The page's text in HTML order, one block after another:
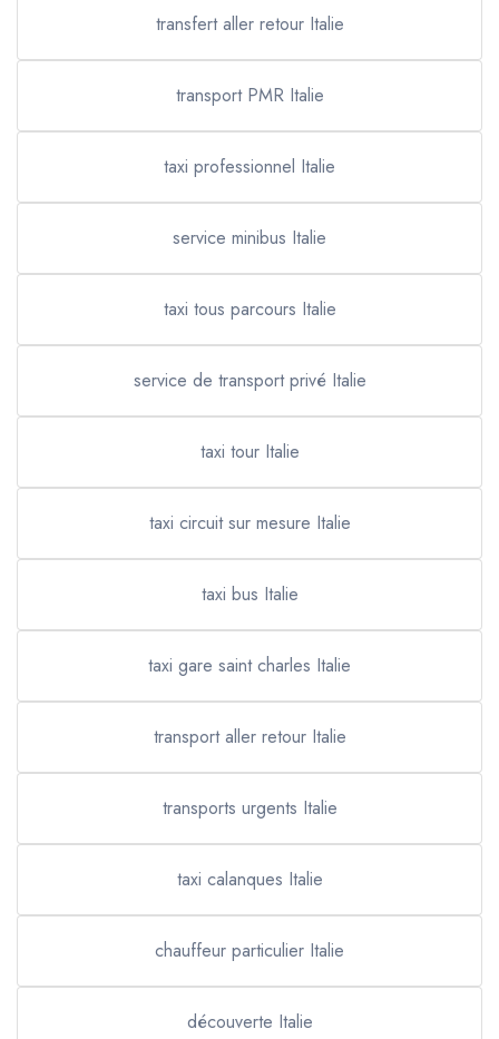
transfert aller retour Italie
transport PMR Italie
taxi professionnel Italie
service minibus Italie
taxi tous parcours Italie
service de transport privé Italie
taxi tour Italie
taxi circuit sur mesure Italie
taxi bus Italie
taxi gare saint charles Italie
transport aller retour Italie
transports urgents Italie
taxi calanques Italie
chauffeur particulier Italie
découverte Italie